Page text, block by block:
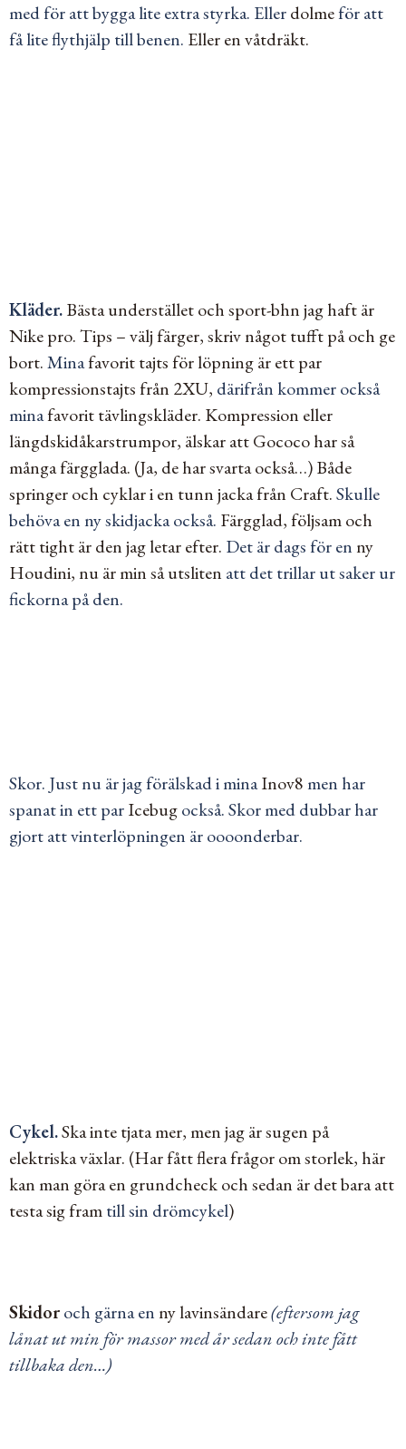
med för att bygga lite extra styrka. Ellerdolmeför att
få lite flythjälp till benen. Eller en våtdräkt.
Kläder.Bästa understället och sport-bhn jag haft är
Nike pro. Tips – välj färger, skriv något tufft på och ge
bort.Minafavorit tajts för löpning är ett par
kompressionstajts från 2XU, därifrån kommer också
minafavorit tävlingskläder. Kompression eller
längdskidåkarstrumpor, älskar att Gococo har så
många färgglada. (Ja, de har svarta också…)Både
springer och cyklar i en tunn jacka från Craft.Skulle
behöva en ny skidjacka också. Färgglad, följsam och
rätt tight är den jag letar efter. Det är dags för enny
Houdini, nu är min så utsliten att det trillar ut saker ur
fickorna på den.
Skor. Just nu är jag förälskad i minaInov8 men har
spanat in ett parIcebugockså. Skor med dubbar har
gjort att vinterlöpningen är oooonderbar.
Cykel.Ska inte tjata mer, men jag är sugen på
elektriska växlar. (Har fått flera frågor om storlek, här
kan man göra en grundcheck och sedan är det bara att
testa sig framtill sin drömcykel)
Skidoroch gärna enny lavinsändare(eftersom jag
lånat ut min för massor med år sedan och inte fått
tillbaka den…)